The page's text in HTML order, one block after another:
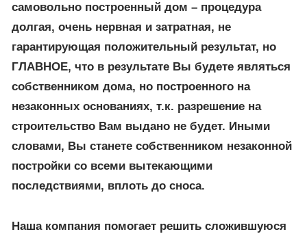
самовольно построенный дом – процедура
долгая, очень нервная и затратная, не
гарантирующая положительный результат, но
ГЛАВНОЕ, что в результате Вы будете являться
собственником дома, но построенного на
незаконных основаниях, т.к. разрешение на
строительство Вам выдано не будет. Иными
словами, Вы станете собственником незаконной
постройки со всеми вытекающими
последствиями, вплоть до сноса.
Наша компания помогает решить сложившуюся